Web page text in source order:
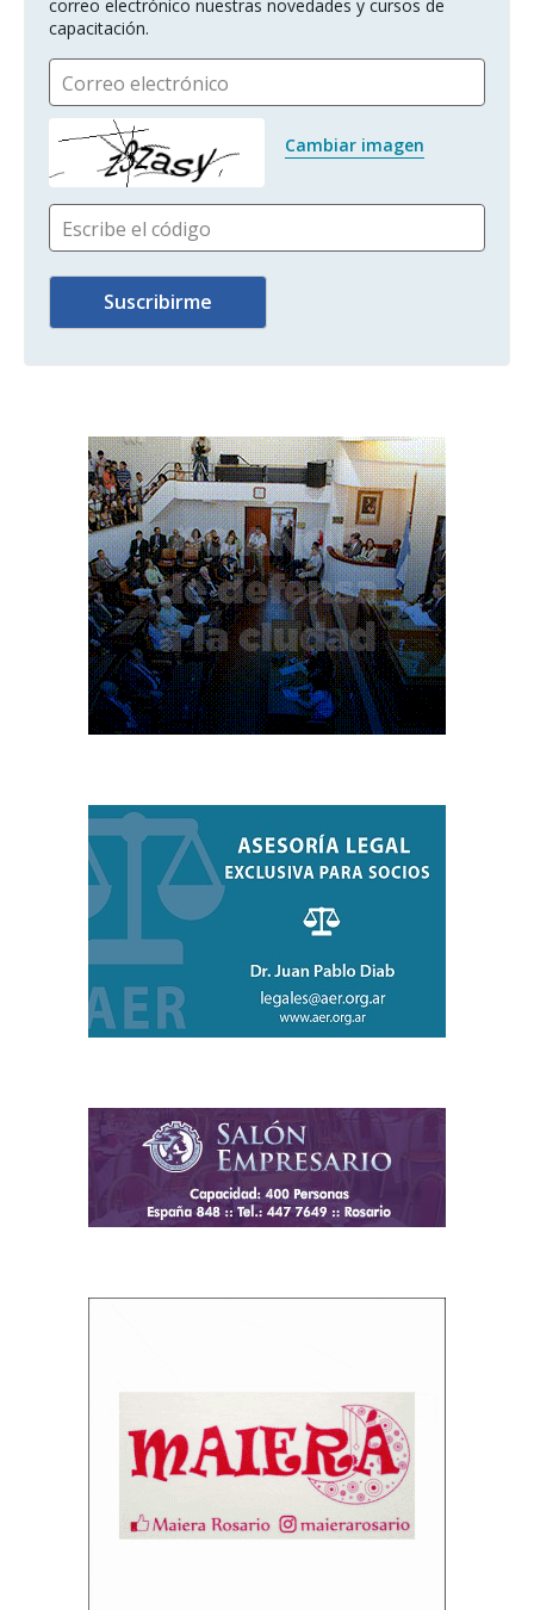
correo electrónico nuestras novedades y cursos de
capacitación.
Correo electrónico
Cambiar imagen
Escribe el código